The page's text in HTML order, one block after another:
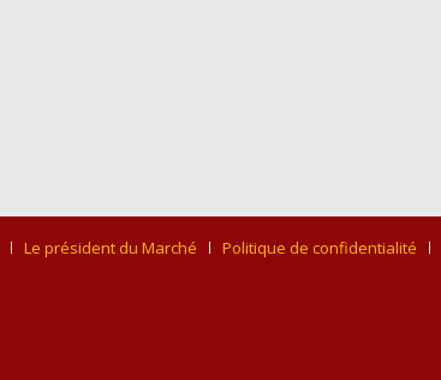
Le président du Marché Politique de confidentialité